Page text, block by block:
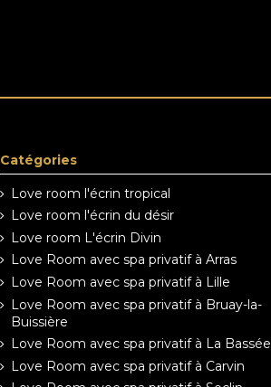
Catégories
Love room l'écrin tropical
Love room l'écrin du désir
Love room L'écrin Divin
Love Room avec spa privatif à Arras
Love Room avec spa privatif à Lille
Love Room avec spa privatif à Bruay-la-
Buissière
Love Room avec spa privatif à La Bassée
Love Room avec spa privatif à Carvin